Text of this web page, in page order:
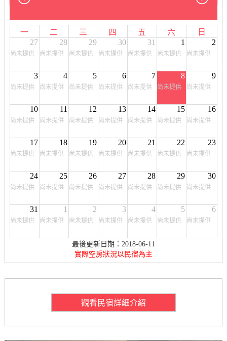
一 二 三 四 五 六
日
27
尚未提供
28
尚未提供
29
尚未提供
30
尚未提供
31
尚未提供
1
尚未提供
2
尚未提供
3
尚未提供
4
尚未提供
5
尚未提供
6
尚未提供
7
尚未提供
8
尚未提供
9
尚未提供
10
尚未提供
11
尚未提供
12
尚未提供
13
尚未提供
14
尚未提供
15
尚未提供
16
尚未提供
17
尚未提供
18
尚未提供
19
尚未提供
20
尚未提供
21
尚未提供
22
尚未提供
23
尚未提供
24
尚未提供
25
尚未提供
26
尚未提供
27
尚未提供
28
尚未提供
29
尚未提供
30
尚未提供
31
尚未提供
1
尚未提供
2
尚未提供
3
尚未提供
4
尚未提供
5
尚未提供
6
尚未提供
最後更新日期：2018-06-11
實際空房狀況以民宿為主
觀看民宿詳細介紹